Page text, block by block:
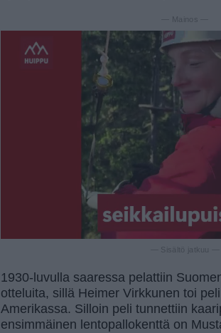
— Mainos —
— Sisältö jatkuu —
1930-luvulla saaressa pelattiin
otteluita, sillä Heimer Virkkunen toi
Amerikassa. Silloin peli tunnettiin
ensimmäinen lentopallokenttä on